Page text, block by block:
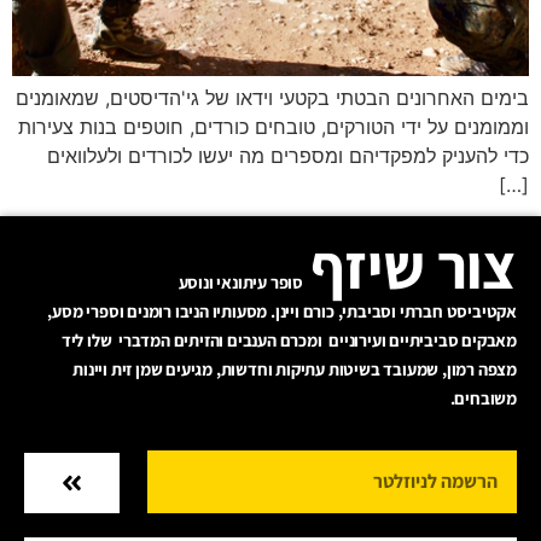
בימים האחרונים הבטתי בקטעי וידאו של גי'הדיסטים, שמאומנים
וממומנים על ידי הטורקים, טובחים כורדים, חוטפים בנות צעירות
כדי להעניק למפקדיהם ומספרים מה יעשו לכורדים ולעלוואים
[…]
צור שיזף סופר עיתונאי ונוסע
אקטיביסט חברתי וסביבתי, כורם ויינן. מסעותיו הניבו רומנים וספרי מסע,
מאבקים סביביתיים ועירוניים ומכרם הענבים והזיתים המדברי שלו ליד
מצפה רמון, שמעובד בשיטות עתיקות וחדשות, מגיעים שמן זית ויינות
משובחים.